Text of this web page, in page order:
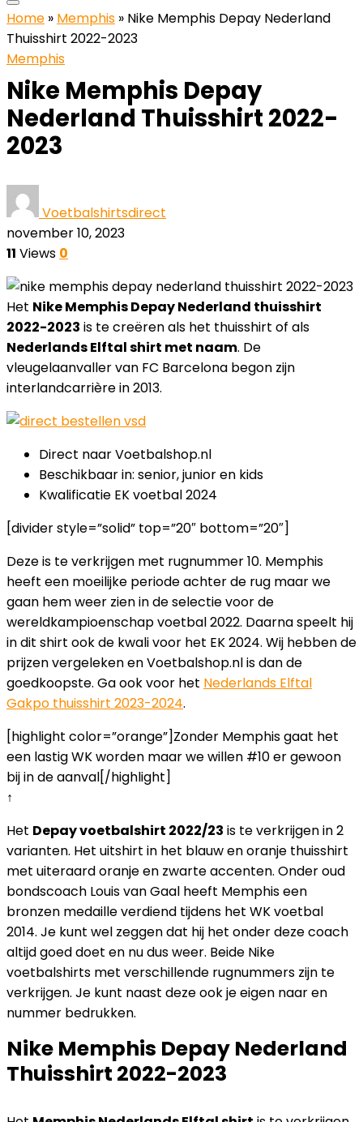
Home » Memphis » Nike Memphis Depay Nederland
Thuisshirt 2022-2023
Memphis
Nike Memphis Depay
Nederland Thuisshirt 2022-
2023
Voetbalshirtsdirect
november 10, 2023
11 Views 0
Het Nike Memphis Depay Nederland thuisshirt
2022-2023 is te creëren als het thuisshirt of als
Nederlands Elftal shirt met naam. De
vleugelaanvaller van FC Barcelona begon zijn
interlandcarrière in 2013.
Direct naar Voetbalshop.nl
Beschikbaar in: senior, junior en kids
Kwalificatie EK voetbal 2024
[divider style=”solid” top=”20″ bottom=”20″]
Deze is te verkrijgen met rugnummer 10. Memphis
heeft een moeilijke periode achter de rug maar we
gaan hem weer zien in de selectie voor de
wereldkampioenschap voetbal 2022. Daarna speelt hij
in dit shirt ook de kwali voor het EK 2024. Wij hebben de
prijzen vergeleken en Voetbalshop.nl is dan de
goedkoopste. Ga ook voor het Nederlands Elftal
Gakpo thuisshirt 2023-2024.
[highlight color=”orange”]Zonder Memphis gaat het
een lastig WK worden maar we willen #10 er gewoon
bij in de aanval[/highlight]
↑
Het Depay voetbalshirt 2022/23 is te verkrijgen in 2
varianten. Het uitshirt in het blauw en oranje thuisshirt
met uiteraard oranje en zwarte accenten. Onder oud
bondscoach Louis van Gaal heeft Memphis een
bronzen medaille verdiend tijdens het WK voetbal
2014. Je kunt wel zeggen dat hij het onder deze coach
altijd goed doet en nu dus weer. Beide Nike
voetbalshirts met verschillende rugnummers zijn te
verkrijgen. Je kunt naast deze ook je eigen naar en
nummer bedrukken.
Nike Memphis Depay Nederland
Thuisshirt 2022-2023